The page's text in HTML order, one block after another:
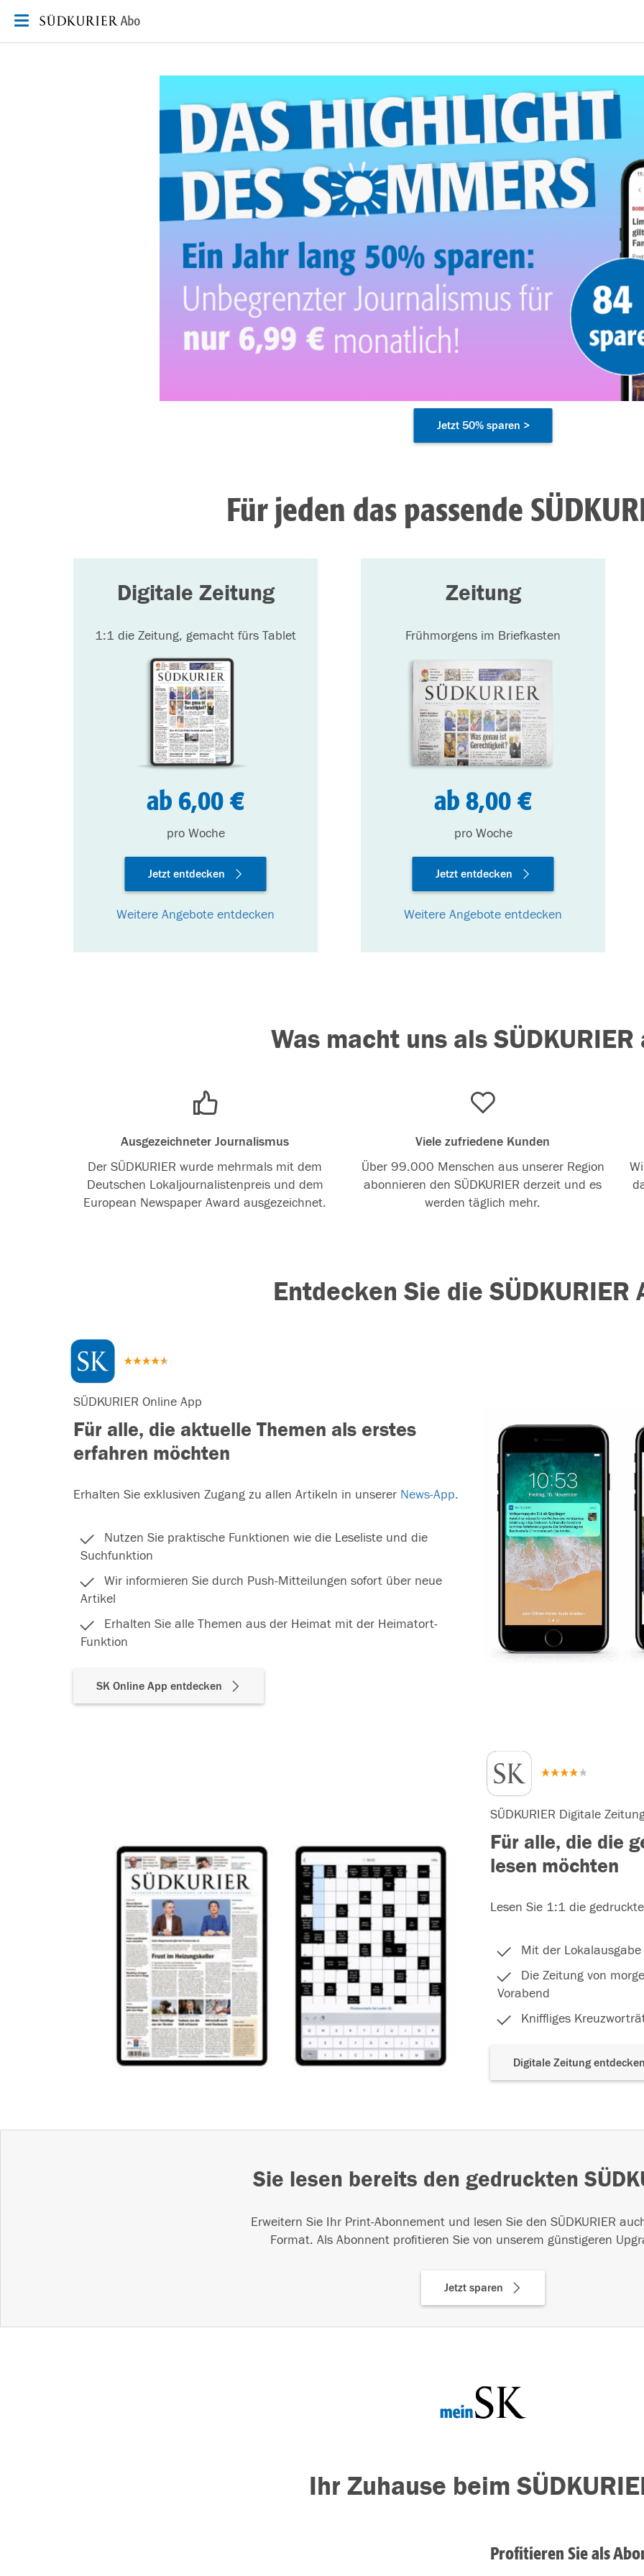
Jetzt 50% sparen >
Für jeden das passende
Digitale Zeitung
1:1 die Zeitung, gemacht fürs Tablet
ab 6,00 €
pro Woche
Jetzt entdecken
Weitere Angebote entdecken
Zeitung
Frühmorgens im Briefkasten
ab 8,00 €
pro Woche
Jetzt entdecken
Weitere Angebote entdecken
Was macht uns als SÜDKURIER
Ausgezeichneter Journalismus
Der SÜDKURIER wurde mehrmals mit dem
Deutschen Lokaljournalistenpreis und dem
European Newspaper Award ausgezeichnet.
Viele zufriedene Kunden
Über 99.000 Menschen aus unserer Region
abonnieren den SÜDKURIER derzeit und es
werden täglich mehr.
Entdecken Sie die SÜDKURIER
SÜDKURIER Online App
Für alle, die aktuelle Themen als erstes
erfahren möchten
Erhalten Sie exklusiven Zugang zu allen Artikeln in unserer News-App.
Nutzen Sie praktische Funktionen wie die Leseliste und die
Suchfunktion
Wir informieren Sie durch Push-Mitteilungen sofort über neue
Artikel
Erhalten Sie alle Themen aus der Heimat mit der Heimatort-
Funktion
SK Online App entdecken
SÜDKURIER Digitale
Für alle, die die
lesen möchten
Lesen Sie 1:1 die
Mit der
Die Zeitung von
Vorabend
Kniffliges
Digitale Zeitung
Sie lesen bereits den gedruckten
Erweitern Sie Ihr Print-Abonnement und lesen Sie den SÜDKURIER
Format. Als Abonnent profitieren Sie von unserem günstigeren
Jetzt sparen
Ihr Zuhause beim
Profitieren Sie als